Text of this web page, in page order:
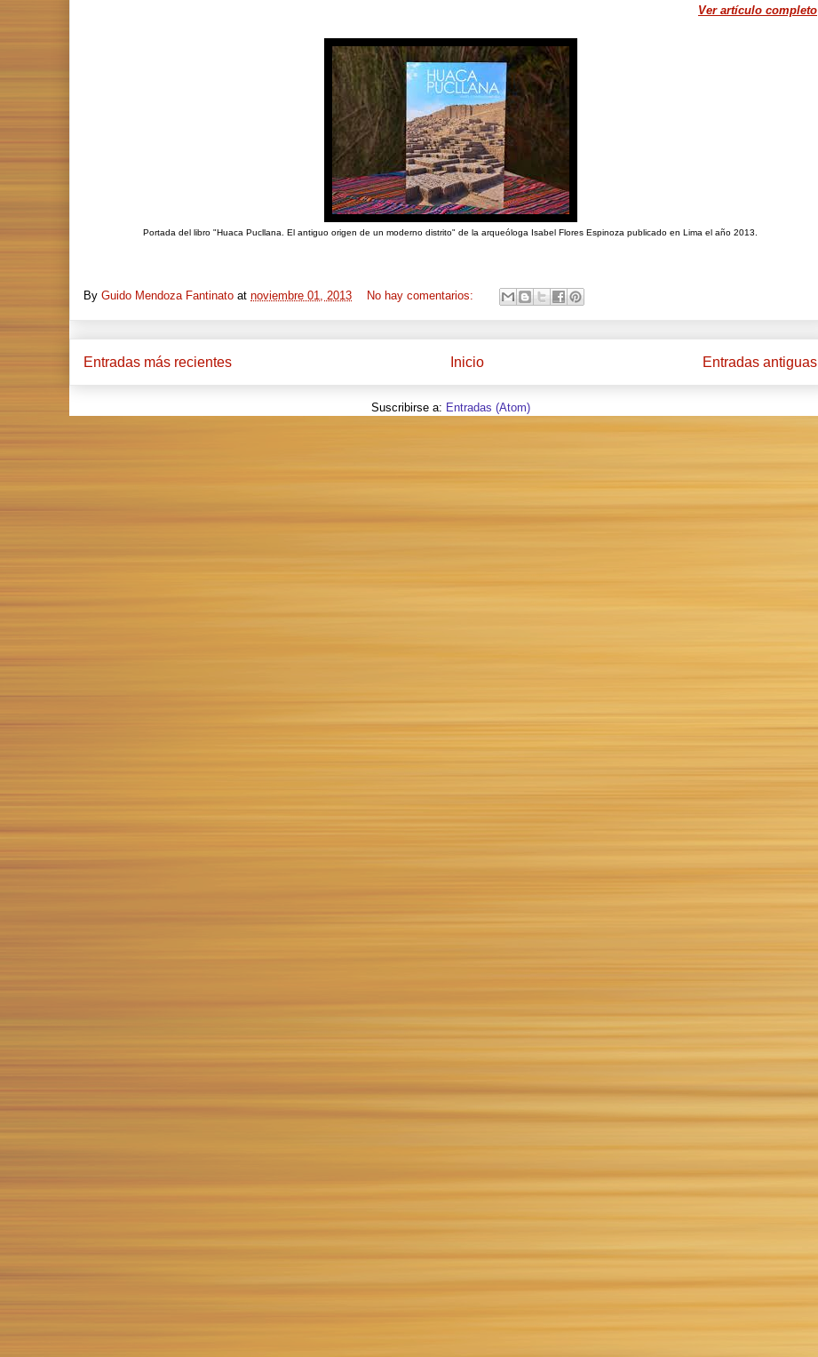
Ver artículo completo
Portada del libro "Huaca Pucllana. El antiguo origen de un moderno distrito" de la arqueóloga Isabel Flores Espinoza publicado en Lima el año 2013.
By Guido Mendoza Fantinato at noviembre 01, 2013 No hay comentarios:
Entradas más recientes Entradas antiguas
Inicio
Suscribirse a: Entradas (Atom)